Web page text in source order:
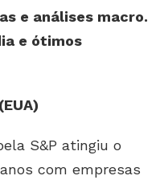
e análises macro.
e ótimos
S&P atingiu o
com empresas